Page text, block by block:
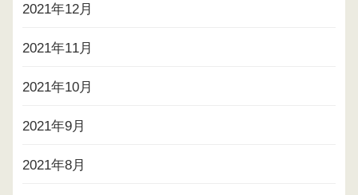
2021年12月
2021年11月
2021年10月
2021年9月
2021年8月